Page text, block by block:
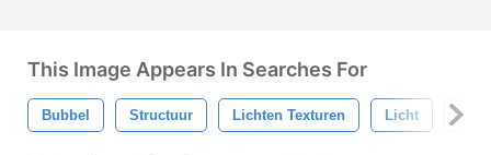
This Image Appears In Searches For
Bubbel Structuur Lichten Texturen Licht